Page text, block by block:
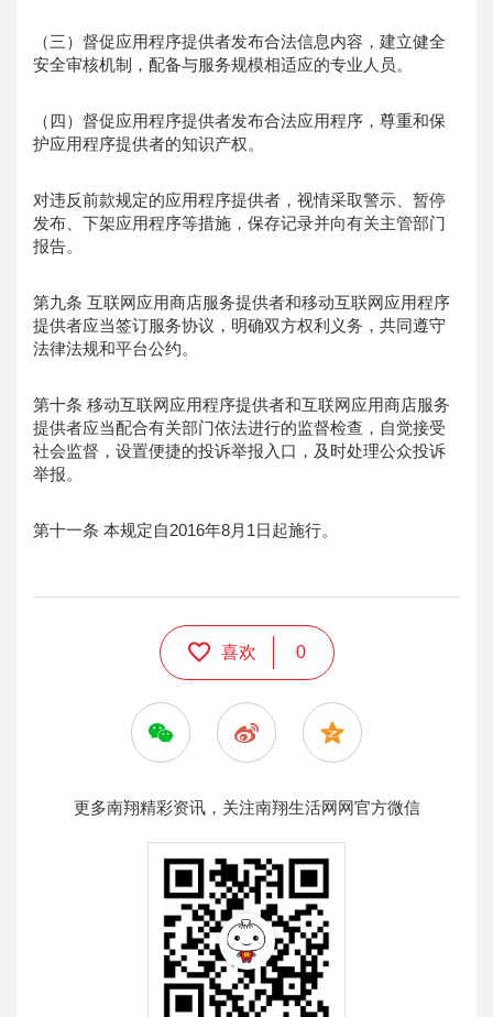
（三）督促应用程序提供者发布合法信息内容，建立健全
安全审核机制，配备与服务规模相适应的专业人员。
（四）督促应用程序提供者发布合法应用程序，尊重和保
护应用程序提供者的知识产权。
对违反前款规定的应用程序提供者，视情采取警示、暂停
发布、下架应用程序等措施，保存记录并向有关主管部门
报告。
第九条 互联网应用商店服务提供者和移动互联网应用程序
提供者应当签订服务协议，明确双方权利义务，共同遵守
法律法规和平台公约。
第十条 移动互联网应用程序提供者和互联网应用商店服务
提供者应当配合有关部门依法进行的监督检查，自觉接受
社会监督，设置便捷的投诉举报入口，及时处理公众投诉
举报。
第十一条 本规定自2016年8月1日起施行。
喜欢 0
更多南翔精彩资讯，关注南翔生活网网官方微信